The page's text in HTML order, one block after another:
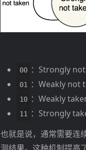
00 ：Strongly
01 ：Weakly not
10 ：Weakly
11
：Strongly
也就是说，通常需要连